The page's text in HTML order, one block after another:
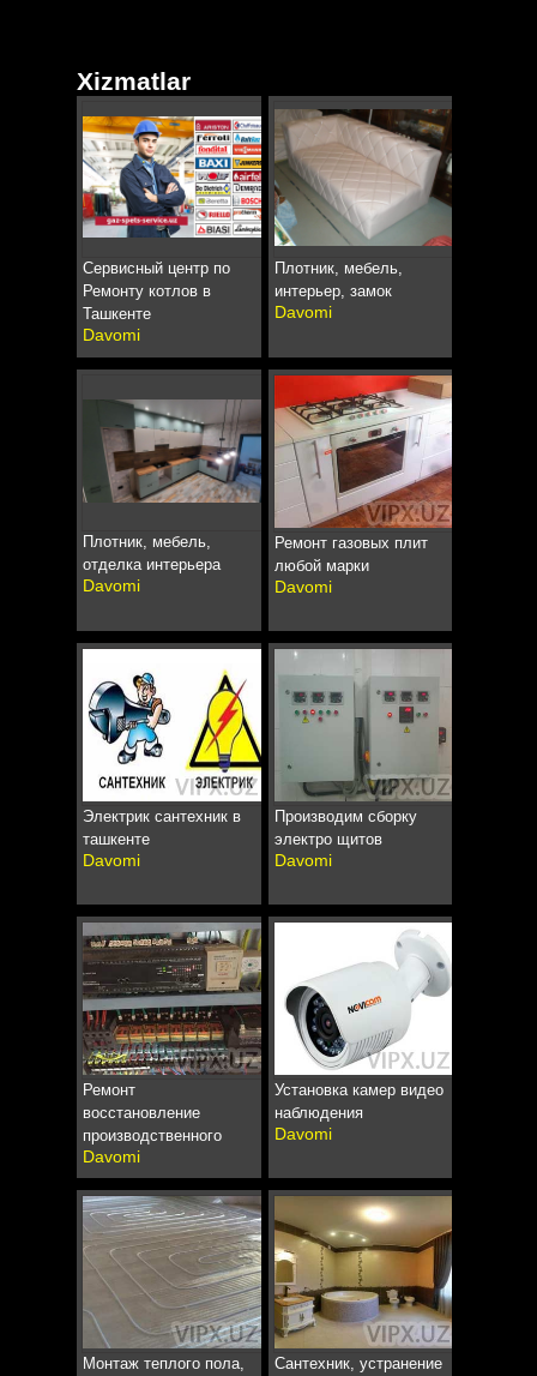
Xizmatlar
Сервисный центр по
Ремонту котлов в
Ташкенте
Davomi
Плотник, мебель,
интерьер, замок
Davomi
Плотник, мебель,
отделка интерьера
Davomi
Ремонт газовых плит
любой марки
Davomi
Электрик сантехник в
ташкенте
Davomi
Производим сборку
электро щитов
Davomi
Ремонт
восстановление
производственного
Davomi
Установка камер видео
наблюдения
Davomi
Монтаж теплого пола,
Сантехник, устранение